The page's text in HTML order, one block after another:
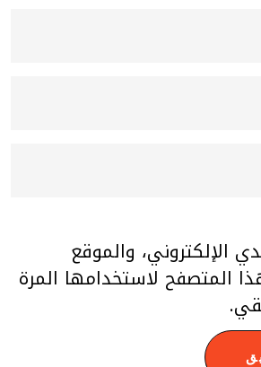
الإلكتروني، والموقع
المتصفح لاستخدامها المرة